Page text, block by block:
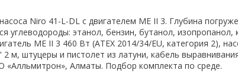
Niro 41-L-DL с двигателем ME II 3. Глубина
углеводороды: этанол, бензин, бутанол,
ME II 3 460 Вт (ATEX 2014/34/EU, категория 2),
м, штуцеры и пистолет из латуни, кабель
«Алльмитрон», Алматы. Подбор комплекта по среде.